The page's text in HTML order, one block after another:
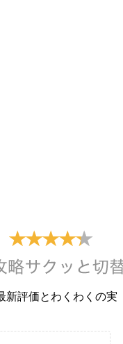
新評価とわくわくの実